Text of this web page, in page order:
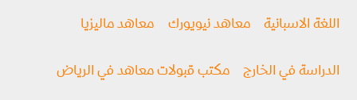
اللغة الاسبانية معاهد نيويورك معاهد ماليزيا
الدراسة في الخارج مكتب قبولات معاهد في الرياض